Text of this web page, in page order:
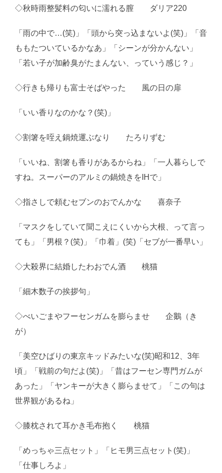
◇秋時雨整髪料の匂いに濡れる膣 ダリア220
「雨の中で…(笑)」「頭から突っ込まないよ(笑)」「音
ももたついているかなあ」「シーンが分かんない」
「若い子が加齢臭がたまんない、っていう感じ？」
◇行きも帰りも富士そばやった 風の日の扉
「いい香りなのかな？(笑)」
◇割箸を咥え鍋焼運ぶなり たろりずむ
「いいね、割箸も香りがあるからね」「一人暮らしで
すね。スーパーのアルミの鍋焼きをIHで」
◇指さしで頼むセブンのおでんかな 喜奈子
「マスクをしていて聞こえにくいから大根、って言っ
ても」「男根？(笑)」「巾着」(笑)「セブが一番早い」
◇大殺界に結婚したわおでん酒 桃猫
「細木数子の挨拶句」
◇べいごまやフーセンガムを膨らませ 企鵝（き
が）
「美空ひばりの東京キッドみたいな(笑)昭和12、3年
頃」「戦前の句だよ(笑)」「昔はフーセン専門ガムが
あった」「ヤンキーが大きく膨らませて」「この句は
世界観があるね」
◇膝枕されて耳かき毛布抱く 桃猫
「めっちゃ三点セット」「ヒモ男三点セット(笑)」
「仕事しろよ」